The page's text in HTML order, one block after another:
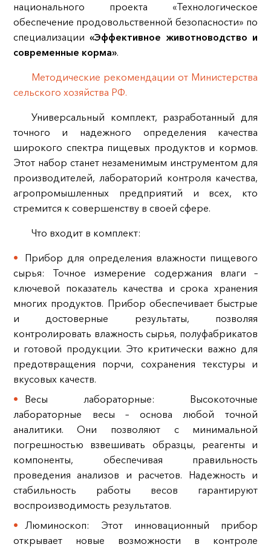
национального проекта «Технологическое
обеспечение продовольственной безопасности» по
специализации«Эффективное животноводство и
современные корма».
Методические рекомендации от Министерства
сельского хозяйства РФ.
Универсальный комплект, разработанный для
точного и надежного определения качества
широкого спектра пищевых продуктов и кормов.
Этот набор станет незаменимым инструментом для
производителей, лабораторий контроля качества,
агропромышленных предприятий и всех, кто
стремится к совершенству в своей сфере.
Что входит в комплект:
Прибор для определения влажности пищевого
сырья: Точное измерение содержания влаги –
ключевой показатель качества и срока хранения
многих продуктов. Прибор обеспечивает быстрые
и достоверные результаты, позволяя
контролировать влажность сырья, полуфабрикатов
и готовой продукции. Это критически важно для
предотвращения порчи, сохранения текстуры и
вкусовых качеств.
Весы лабораторные: Высокоточные
лабораторные весы – основа любой точной
аналитики. Они позволяют с минимальной
погрешностью взвешивать образцы, реагенты и
компоненты, обеспечивая правильность
проведения анализов и расчетов. Надежность и
стабильность работы весов гарантируют
воспроизводимость результатов.
Люминоскоп: Этот инновационный прибор
открывает новые возможности в контроле